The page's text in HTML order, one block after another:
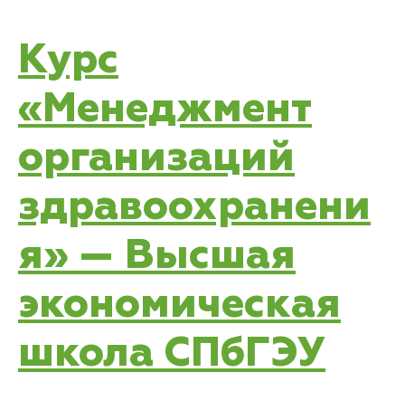
Курс
«Менеджмент
организаций
здравоохранени
я» — Высшая
экономическая
школа СПбГЭУ